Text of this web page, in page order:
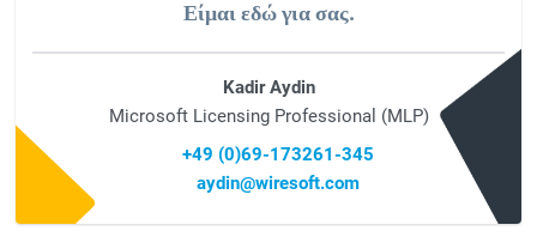
Είμαι εδώ για σας.
Kadir Aydin
Microsoft Licensing Professional (MLP)
+49 (0)69-173261-345
aydin@wiresoft.com